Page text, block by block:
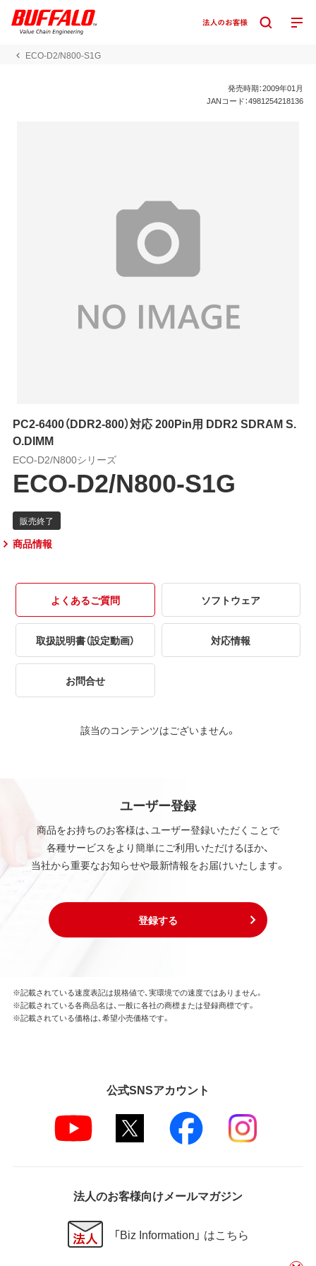
ECO-D2/N800-S1G
発売時期：2009年01月
JANコード：4981254218136
PC2-6400（DDR2-800）対応 200Pin用 DDR2 SDRAM S.
O.DIMM
ECO-D2/N800シリーズ
ECO-D2/N800-S1G
商品情報
よくあるご質問 ソフトウェア
取扱説明書（設定動画） 対応情報
お問合せ
該当のコンテンツはございません。
ユーザー登録
商品をお持ちのお客様は、ユーザー登録いただくことで
各種サービスをより簡単にご利用いただけるほか、
当社から重要なお知らせや最新情報をお届けいたします。
登録する
※記載されている速度表記は規格値で、実環境での速度ではありません。
※記載されている各商品名は、一般に各社の商標または登録商標です。
※記載されている価格は、希望小売価格です。
公式SNSアカウント
法人のお客様向けメールマガジン
「Biz Information」 はこちら